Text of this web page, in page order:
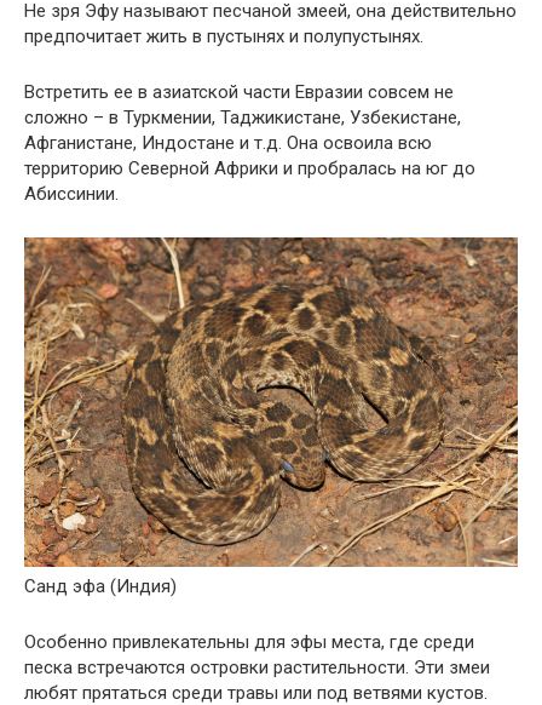
Не зря Эфу называют песчаной змеей, она действительно
предпочитает жить в пустынях и полупустынях.
Встретить ее в азиатской части Евразии совсем не
сложно – в Туркмении, Таджикистане, Узбекистане,
Афганистане, Индостане и т.д. Она освоила всю
территорию Северной Африки и пробралась на юг до
Абиссинии.
Санд эфа (Индия)
Особенно привлекательны для эфы места, где среди
песка встречаются островки растительности. Эти змеи
любят прятаться среди травы или под ветвями кустов.